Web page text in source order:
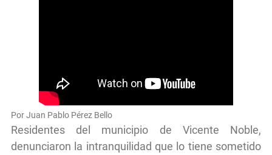
Por Juan Pablo Pérez Bello
Residentes del municipio de Vicente Noble,
denunciaron la intranquilidad que lo tiene sometido